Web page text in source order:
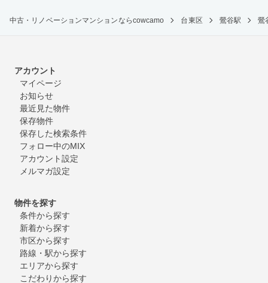
中古・リノベーションマンションならcowcamo 台東区 鶯谷駅 鶯
アカウント
マイページ
お知らせ
最近見た物件
保存物件
保存した検索条件
フォロー中のMIX
アカウント設定
メルマガ設定
物件を探す
条件から探す
新着から探す
市区から探す
路線・駅から探す
エリアから探す
こだわりから探す